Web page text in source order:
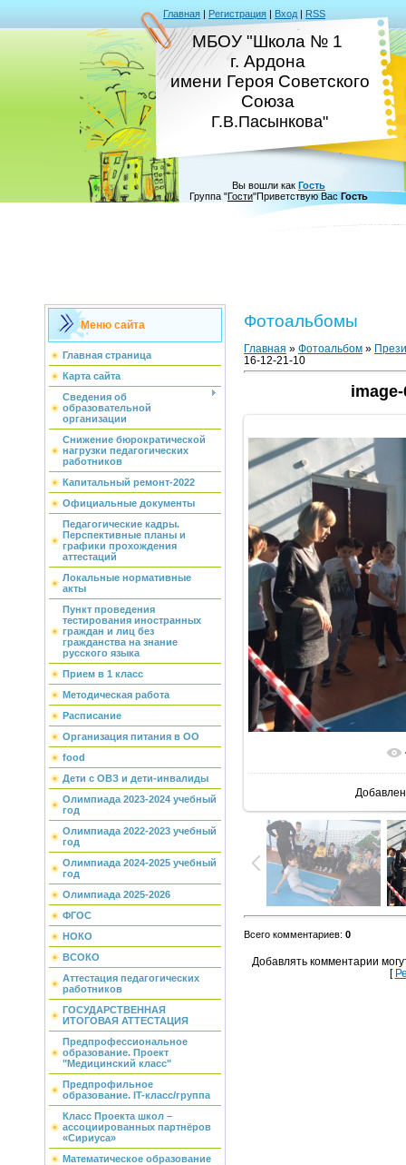
Главная | Регистрация | Вход | RSS
МБОУ "Школа № 1
г. Ардона
имени Героя Советского
Союза
Г.В.Пасынкова"
Вы вошли как Гость
Группа "Гости"Приветствую Вас Гость
Меню сайта
Главная страница
Карта сайта
Сведения об
образовательной
организации
Снижение бюрократической
нагрузки педагогических
работников
Капитальный ремонт-2022
Официальные документы
Педагогические кадры.
Перспективные планы и
графики прохождения
аттестаций
Локальные нормативные
акты
Пункт проведения
тестирования иностранных
граждан и лиц без
гражданства на знание
русского языка
Прием в 1 класс
Методическая работа
Расписание
Организация питания в ОО
food
Дети с ОВЗ и дети-инвалиды
Олимпиада 2023-2024 учебный
год
Олимпиада 2022-2023 учебный
год
Олимпиада 2024-2025 учебный
год
Олимпиада 2025-2026
ФГОС
НОКО
ВСОКО
Аттестация педагогических
работников
ГОСУДАРСТВЕННАЯ
ИТОГОВАЯ АТТЕСТАЦИЯ
Предпрофессиональное
образование. Проект
"Медицинский класс"
Предпрофильное
образование. IT-класс/группа
Класс Проекта школ –
ассоциированных партнёров
«Сириуса»
Математическое образование
Фотоальбомы
Главная » Фотоальбом »
16-12-21-10
image-
Всего комментариев: 0
Добавлять комментарии
[